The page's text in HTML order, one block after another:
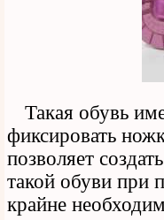
Такая обувь
фиксировать
позволяет
такой обуви при
крайне